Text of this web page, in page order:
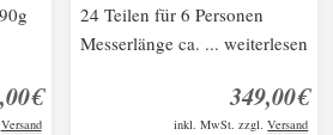
Versand
24 Teilen für 6 Personen
Messerlänge ca. ... weiterlesen
349,00€
inkl. MwSt. zzgl.Versand